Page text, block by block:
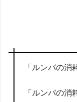
「ルンバの消
「ルンバの